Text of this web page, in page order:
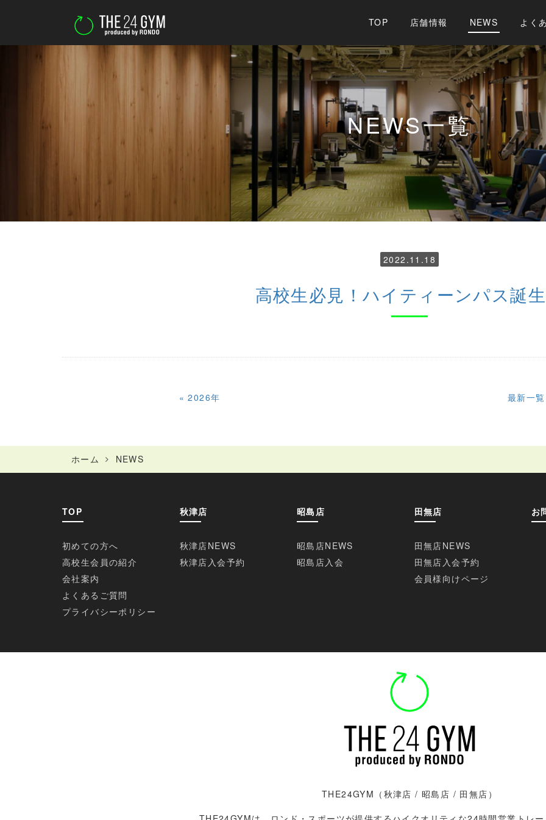
TOP 店舗情報 NEWS よく
NEWS一覧
2022.11.18
高校生必見！ハイティーンパス誕生
«2026年 最新一覧
ホーム NEWS
TOP
初めての方へ
高校生会員の紹介
会社案内
よくあるご質問
プライバシーポリシー
秋津店
秋津店NEWS
秋津店入会予約
昭島店
昭島店NEWS
昭島店入会
田無店
田無店NEWS
田無店入会予約
会員様向けページ
お
THE24GYM（ 秋津店 / 昭島店 / 田無店）